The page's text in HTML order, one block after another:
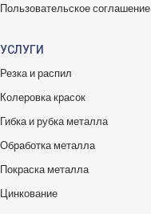
Пользовательское соглашение
УСЛУГИ
Резка и распил
Колеровка красок
Гибка и рубка металла
Обработка металла
Покраска металла
Цинкование